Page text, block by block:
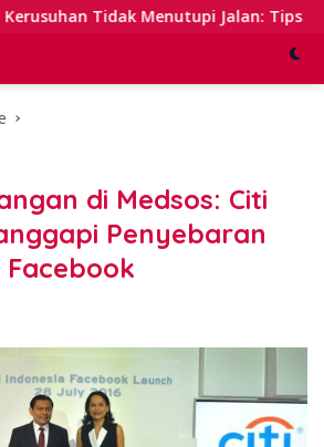
Tidak Menutupi Jalan: Tips Tanggap
di Medsos: Citi
Penyebaran